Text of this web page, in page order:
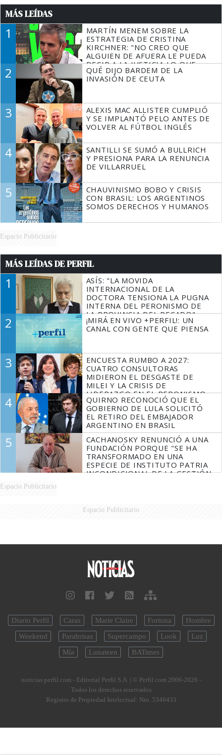
MÁS LEÍDAS
1
MARTÍN MENEM SOBRE LA
ESTRATEGIA DE CRISTINA
KIRCHNER: "NO CREO QUE
ALGUIEN DE AFUERA LE PUEDA
DECIR A LA JUSTICIA LO QUE
TIENE QUE HACER"
2
QUÉ DIJO BARDEM DE LA
INVASIÓN DE CEUTA
3
ALEXIS MAC ALLISTER CUMPLIÓ
Y SE IMPLANTÓ PELO ANTES DE
VOLVER AL FÚTBOL INGLÉS
4
SANTILLI SE SUMÓ A BULLRICH
Y PRESIONA PARA LA RENUNCIA
DE VILLARRUEL
5
CHAUVINISMO BOBO Y CRISIS
CON BRASIL: LOS ARGENTINOS
SOMOS DERECHOS Y HUMANOS
Espacio Publicitario
MÁS LEÍDAS DE PERFIL
1
ASÍS: "LA MOVIDA
INTERNACIONAL DE LA
DOCTORA TENSIONA LA PUGNA
INTERNA DEL PERONISMO DE
LA PROVINCIA DEL PECADO"
2
¡MIRÁ EN VIVO +PERFIL!: UN
CANAL CON GENTE QUE PIENSA
3
ENCUESTA RUMBO A 2027:
CUATRO CONSULTORAS
MIDIERON EL DESGASTE DE
MILEI Y LA CRISIS DE
LIDERAZGO EN EL PERONISMO
4
QUIRNO RECONOCIÓ QUE EL
GOBIERNO DE LULA SOLICITÓ
EL RETIRO DEL EMBAJADOR
ARGENTINO EN BRASIL
5
CACHANOSKY RENUNCIÓ A UNA
FUNDACIÓN PORQUE "SE HA
TRANSFORMADO EN UNA
ESPECIE DE INSTITUTO PATRIA
INCONDICIONAL DE LA GESTIÓN
Espacio Publicitario
Espacio Publicitario
Diario Perfil Caras Marie Claire Fortuna
Hombre
Weekend
Parabrisas Supercampo Look
Luz
Mía
Lunateen BATimes
noticias.perfil.com - Editorial Perfil S.A. | © Perfil.com 2006-2026 -
Todos los derechos reservados
Registro de Propiedad Intelectual: Nro. 5346433